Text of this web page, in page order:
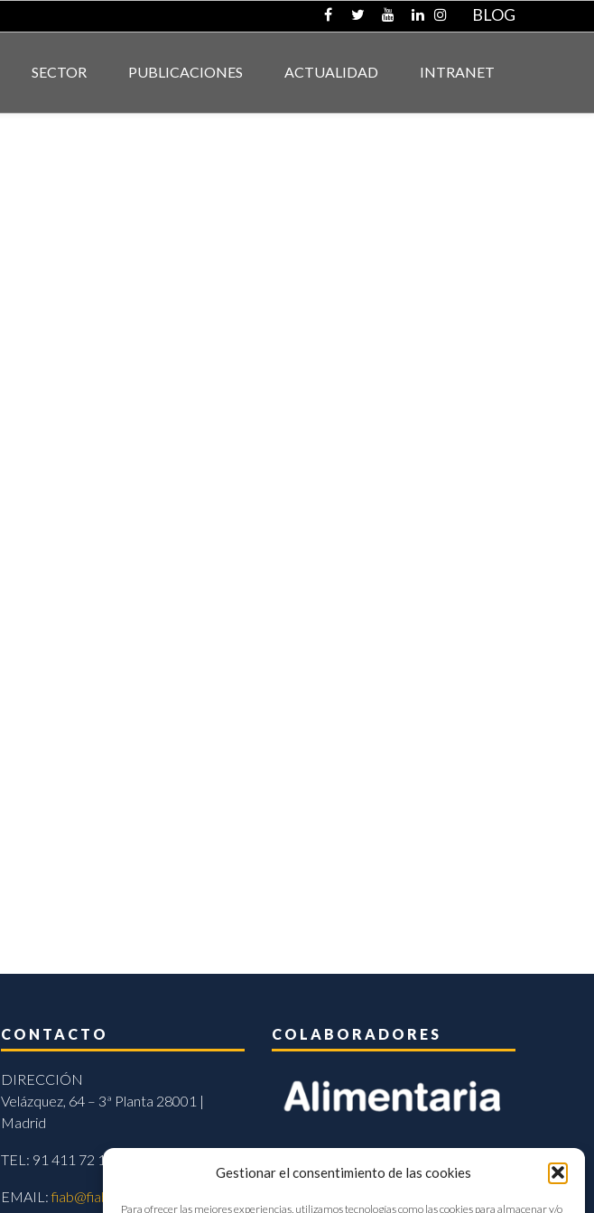
Gestionar el consentimiento de las cookies
Para ofrecer las mejores experiencias, utilizamos tecnologías como las cookies para almacenar y/o
BLOG
SECTOR PUBLICACIONES ACTUALIDAD INTRANET
CONTACTO
DIRECCIÓN
Velázquez, 64 – 3ª Planta 28001 |
Madrid
TEL: 91 411 72 11
EMAIL:fiab@fiab.es
COLABORADORES